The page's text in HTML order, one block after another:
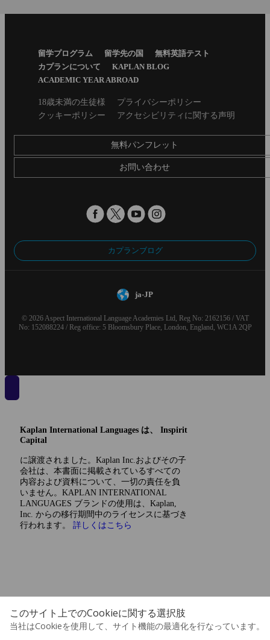
このサイト上でのCookieに関する選択肢
当社はCookieを使用して、サイト機能の最適化を行なっています。
留学プログラム 留学先の国
無料英語テスト
カプランについて
KAPLAN BLOG
ACADEMIC YEAR ABROAD
Secondary18歳未満の生徒様
プライバシーポリシー
クッキーポリシー
アクセシビリティに関する声明
無料パンフレット
お問い合わせ
カプランブログ
ja-JP
© 2026 Aspect International Language Academies Ltd, Reg No: 2162156 / VAT
No: 152088224 / Reg office: 5 Bloomsbury Place, London, England, WC1A 2QP
Kaplan International Languages は、 Inspirit
Capital
に譲渡されました。Kaplan Inc.およびその子
会社は、本書面に掲載されているすべての
内容および資料について、一切の責任を負
いません。KAPLAN INTERNATIONAL
LANGUAGES ブランドの使用は、Kaplan,
Inc. からの移行期間中のライセンスに基づき
行われます。 詳しくはこちら